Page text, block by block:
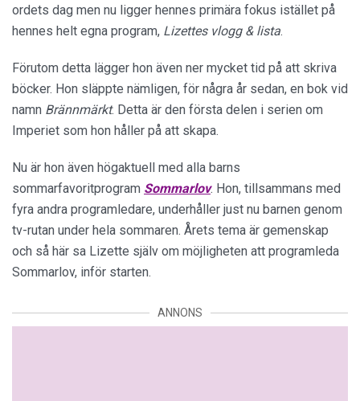
ordets dag men nu ligger hennes primära fokus istället på
hennes helt egna program, Lizettes vlogg & lista.
Förutom detta lägger hon även ner mycket tid på att skriva
böcker. Hon släppte nämligen, för några år sedan, en bok vid
namn Brännmärkt. Detta är den första delen i serien om
Imperiet som hon håller på att skapa.
Nu är hon även högaktuell med alla barns
sommarfavoritprogram Sommarlov. Hon, tillsammans med
fyra andra programledare, underhåller just nu barnen genom
tv-rutan under hela sommaren. Årets tema är gemenskap
och så här sa Lizette själv om möjligheten att programleda
Sommarlov, inför starten.
ANNONS